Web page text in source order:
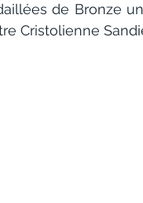
de Bronze
Cristolienne